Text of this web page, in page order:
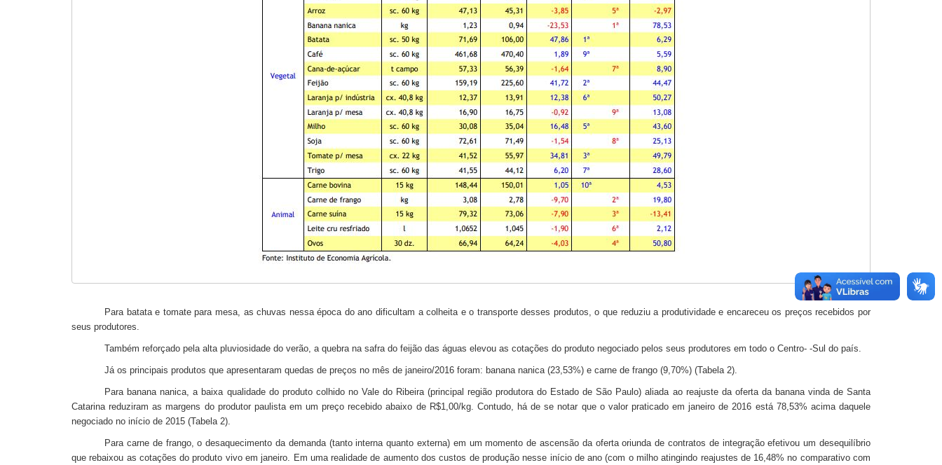
Para batata e tomate para mesa, as chuvas nessa época do ano dificultam a colheita e o transporte desses produtos, o que reduziu a produtividade e encareceu os preços recebidos por
seus produtores.
Também reforçado pela alta pluviosidade do verão, a quebra na safra do feijão das águas elevou as cotações do produto negociado pelos seus produtores em todo o Centro- -Sul do país.
Já os principais produtos que apresentaram quedas de preços no mês de janeiro/2016 foram: banana nanica (23,53%) e carne de frango (9,70%) (Tabela 2).
Para banana nanica, a baixa qualidade do produto colhido no Vale do Ribeira (principal região produtora do Estado de São Paulo) aliada ao reajuste da oferta da banana vinda de Santa
Catarina reduziram as margens do produtor paulista em um preço recebido abaixo de R$1,00/kg. Contudo, há de se notar que o valor praticado em janeiro de 2016 está 78,53% acima daquele
negociado no início de 2015 (Tabela 2).
Para carne de frango, o desaquecimento da demanda (tanto interna quanto externa) em um momento de ascensão da oferta oriunda de contratos de integração efetivou um desequilíbrio
que rebaixou as cotações do produto vivo em janeiro. Em uma realidade de aumento dos custos de produção nesse início de ano (com o milho atingindo reajustes de 16,48% no comparativo com